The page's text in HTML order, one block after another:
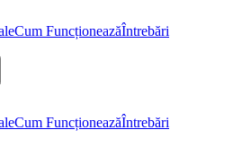
Cum FuncționeazăÎntrebări
Cum FuncționeazăÎntrebări